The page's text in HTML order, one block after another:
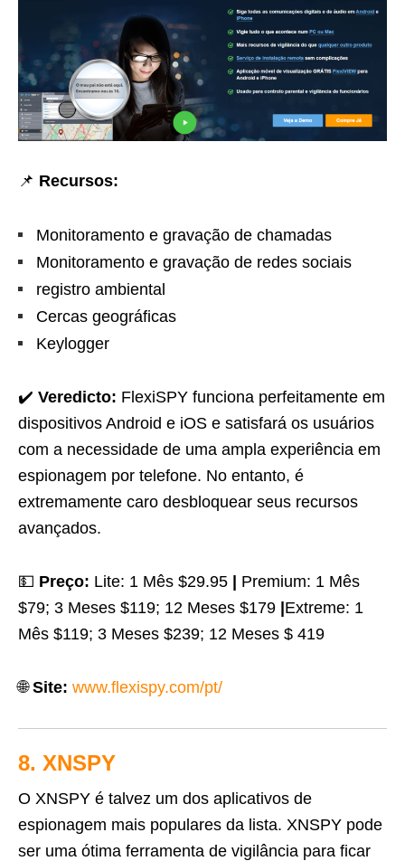
📌 Recursos:
Monitoramento e gravação de chamadas
Monitoramento e gravação de redes sociais
registro ambiental
Cercas geográficas
Keylogger
✔️ Veredicto: FlexiSPY funciona perfeitamente em
dispositivos Android e iOS e satisfará os usuários
com a necessidade de uma ampla experiência em
espionagem por telefone. No entanto, é
extremamente caro desbloquear seus recursos
avançados.
💵 Preço: Lite: 1 Mês $29.95 | Premium: 1 Mês
$79; 3 Meses $119; 12 Meses $179 |Extreme: 1
Mês $119; 3 Meses $239; 12 Meses $ 419
🌐Site: www.flexispy.com/pt/
8. XNSPY
O XNSPY é talvez um dos aplicativos de
espionagem mais populares da lista. XNSPY pode
ser uma ótima ferramenta de vigilância para ficar